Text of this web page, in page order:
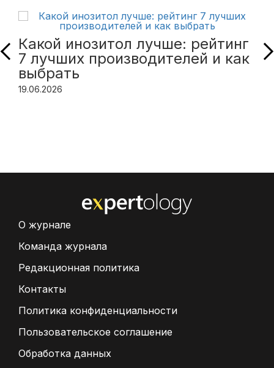
Какой инозитол лучше: рейтинг
7 лучших производителей и как
выбрать
19.06.2026
О журнале
Команда журнала
Редакционная политика
Контакты
Политика конфиденциальности
Пользовательское соглашение
Обработка данных